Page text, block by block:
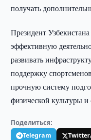
получать
Президент
эффективную
развивать
поддержку
прочную систему
физической культуры и
Поделиться:
Telegram